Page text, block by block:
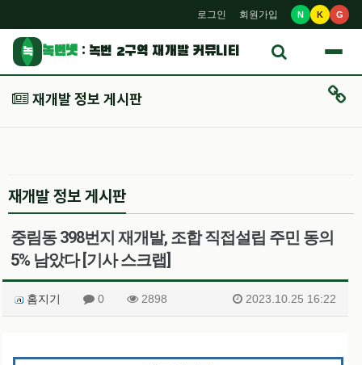
로그인 회원가입 N K G
녹 녹번넷: 녹번 2구역 재개발 커뮤니티
재개발 정보 게시판
재개발 정보 게시판
중림동 398번지 재개발, 조합 직접설립 주민 동의
5% 남았다 [기사 스크랩]
홈지기 0 2898 2023.10.25 16:22